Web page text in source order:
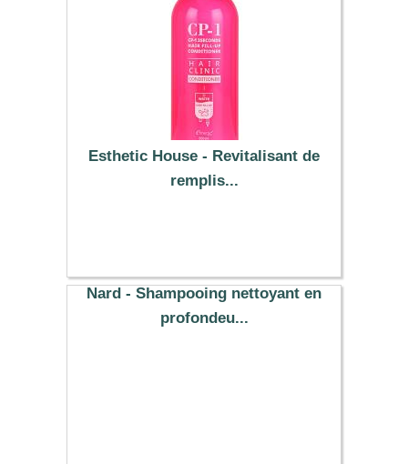
Esthetic House - Revitalisant de
remplis...
Nard - Shampooing nettoyant en
profondeu...